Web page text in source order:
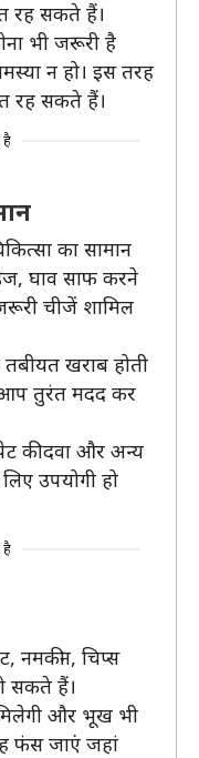
रह सकते हैं।
भी जरूरी है
न हो। इस तरह
रह सकते हैं।
है
का सामान
घाव साफ करने
चीजें शामिल
खराब होती
तुरंत मदद कर
की दवा और अन्य
उपयोगी हो
है
नमकीन, चिप्स
सकते हैं।
और भूख भी
फंस जाएं जहां